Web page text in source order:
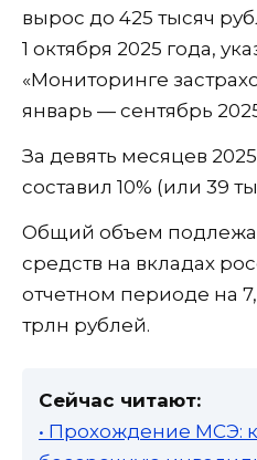
вырос до 425 тысяч
1 октября 2025 года,
«Мониторинге
январь — сентябрь
За девять месяцев
составил 10% (или 39
Общий объем
средств на вкладах
отчетном периоде на
трлн рублей.
Сейчас читают:
• Прохождение МСЭ: